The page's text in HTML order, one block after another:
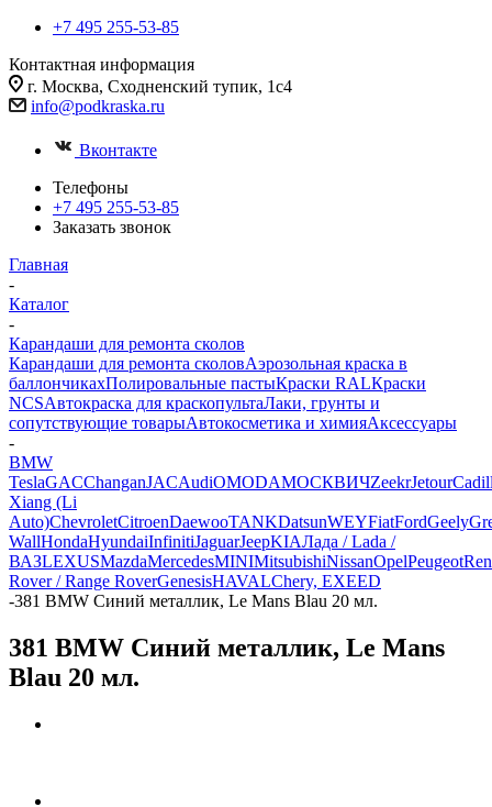
+7 495 255-53-85
Контактная информация
г. Москва, Сходненский тупик, 1с4
info@podkraska.ru
Вконтакте
Телефоны
+7 495 255-53-85
Заказать звонок
Главная
-
Каталог
-
Карандаши для ремонта сколов
Карандаши для ремонта сколовАэрозольная краска в
баллончикахПолировальные пастыКраски RALКраски
NCSАвтокраска для краскопультаЛаки, грунты и
сопутствующие товарыАвтокосметика и химияАксессуары
-
BMW
TeslaGACChanganJACAudiOMODAМОСКВИЧZeekrJetour
Xiang (Li
Auto)ChevroletCitroenDaewooTANKDatsunWEYFiatFordGeely
WallHondaHyundaiInfinitiJaguarJeepKIAЛада / Lada /
ВАЗLEXUSMazdaMercedesMINIMitsubishiNissanOpelPeugeot
Rover / Range RoverGenesisHAVALChery, EXEED
-381 BMW Синий металлик, Le Mans Blau 20 мл.
381 BMW Синий металлик, Le Mans
Blau 20 мл.